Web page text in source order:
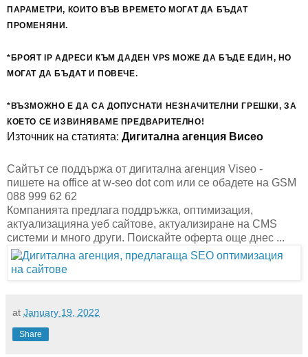
ПАРАМЕТРИ, КОИТО ВЪВ ВРЕМЕТО МОГАТ ДА БЪДАТ
ПРОМЕНЯНИ.
*БРОЯТ IP АДРЕСИ КЪМ ДАДЕН VPS МОЖЕ ДА БЪДЕ ЕДИН, НО
МОГАТ ДА БЪДАТ И ПОВЕЧЕ.
*ВЪЗМОЖНО Е ДА СА ДОПУСНАТИ НЕЗНАЧИТЕЛНИ ГРЕШКИ, ЗА
КОЕТО СЕ ИЗВИНЯВАМЕ ПРЕДВАРИТЕЛНО!
Източник на статията: Дигитална агенция Висео
Сайтът се поддържа от дигитална агенция Viseo -
пишете на office at w-seo dot com или се обадете на GSM
088 999 62 62
Компанията предлага поддръжка, оптимизация,
актуализацияна уеб сайтове, актуализиране на CMS
системи и много други. Поискайте оферта още днес ...
at January 19, 2022
Share